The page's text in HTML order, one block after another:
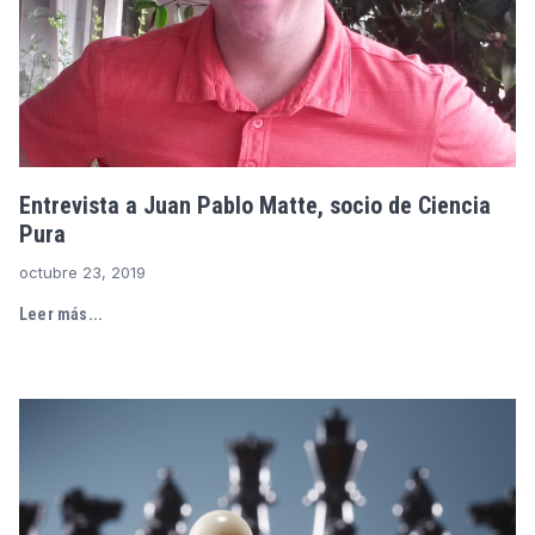
Entrevista a Juan Pablo Matte, socio de Ciencia
Pura
octubre 23, 2019
Leer más...